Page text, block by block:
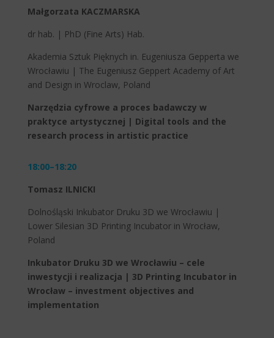
Małgorzata KACZMARSKA
dr hab. | PhD (Fine Arts) Hab.
Akademia Sztuk Pięknych in. Eugeniusza Gepperta we
Wrocławiu | The Eugeniusz Geppert Academy of Art
and Design in Wroclaw, Poland
Narzędzia cyfrowe a proces badawczy w
praktyce artystycznej | Digital tools and the
research process in artistic practice
18:00–18:20
Tomasz ILNICKI
Dolnośląski Inkubator Druku 3D we Wrocławiu |
Lower Silesian 3D Printing Incubator in Wrocław,
Poland
Inkubator Druku 3D we Wrocławiu – cele
inwestycji i realizacja | 3D Printing Incubator in
Wrocław – investment objectives and
implementation